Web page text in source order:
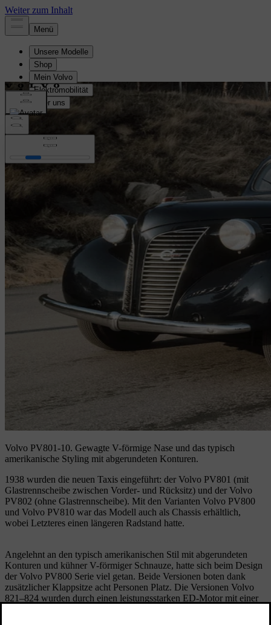
Volvo PV801-10. Gewagte V-förmige Nase und das typisch
amerikanische Styling mit abgerundeten Konturen.
1938 wurden die neuen Taxis eingeführt: der Volvo PV801 (mit
Glastrennscheibe zwischen Vorder- und Rücksitz) und der Volvo
PV802 (ohne Glastrennscheibe). Mit den Varianten Volvo PV800
und Volvo PV810 war das Modell auch als Chassis erhältlich,
wobei Letzteres einen längeren Radstand hatte.
Angelehnt an den typisch amerikanischen Stil mit abgerundeten
Konturen und kühner V-förmiger Schnauze, hatte sich beim Design
der Volvo PV800 Serie viel getan. Beide Versionen boten dank
zusätzlicher Klappsitze acht Personen Platz. Die Versionen Volvo
821–824 wurden durch einen leistungsstarken ED-Motor mit einer